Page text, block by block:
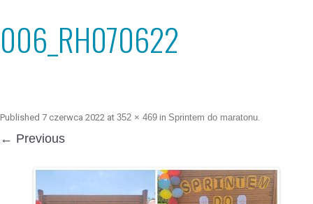
006_RH070622
Published 7 czerwca 2022 at 352 × 469 in Sprintem do maratonu.
← Previous